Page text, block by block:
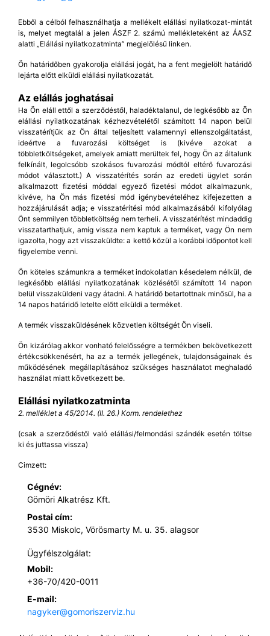
Ebből a célból felhasználhatja a mellékelt elállási nyilatkozat-mintát
is, melyet megtalál a jelen ÁSZF 2. számú mellékleteként az ÁASZ
alatti „Elállási nyilatkozatminta” megjelölésű linken.
Ön határidőben gyakorolja elállási jogát, ha a fent megjelölt határidő
lejárta előtt elküldi elállási nyilatkozatát.
Az elállás joghatásai
Ha Ön eláll ettől a szerződéstől, haladéktalanul, de legkésőbb az Ön
elállási nyilatkozatának kézhezvételétől számított 14 napon belül
visszatérítjük az Ön által teljesített valamennyi ellenszolgáltatást,
ideértve a fuvarozási költséget is (kivéve azokat a
többletköltségeket, amelyek amiatt merültek fel, hogy Ön az általunk
felkínált, legolcsóbb szokásos fuvarozási módtól eltérő fuvarozási
módot választott.) A visszatérítés során az eredeti ügylet során
alkalmazott fizetési móddal egyező fizetési módot alkalmazunk,
kivéve, ha Ön más fizetési mód igénybevételéhez kifejezetten a
hozzájárulását adja; e visszatérítési mód alkalmazásából kifolyólag
Önt semmilyen többletköltség nem terheli. A visszatérítést mindaddig
visszatarthatjuk, amíg vissza nem kaptuk a terméket, vagy Ön nem
igazolta, hogy azt visszaküldte: a kettő közül a korábbi időpontot kell
figyelembe venni.
Ön köteles számunkra a terméket indokolatlan késedelem nélkül, de
legkésőbb elállási nyilatkozatának közlésétől számított 14 napon
belül visszaküldeni vagy átadni. A határidő betartottnak minősül, ha a
14 napos határidő letelte előtt elküldi a terméket.
A termék visszaküldésének közvetlen költségét Ön viseli.
Ön kizárólag akkor vonható felelősségre a termékben bekövetkezett
értékcsökkenésért, ha az a termék jellegének, tulajdonságainak és
működésének megállapításához szükséges használatot meghaladó
használat miatt következett be.
Elállási nyilatkozatminta
2. melléklet a 45/2014. (II. 26.) Korm. rendelethez
(csak a szerződéstől való elállási/felmondási szándék esetén töltse
ki és juttassa vissza)
Cimzett:
Cégnév:
Gömöri Alkatrész Kft.
Postai cím:
3530 Miskolc, Vörösmarty M. u. 35. alagsor
Ügyfélszolgálat:
Mobil:
+36-70/420-0011
E-mail:
nagyker@gomoriszerviz.hu